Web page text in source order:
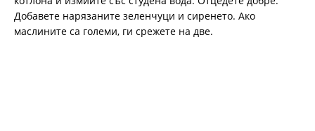
Добавете нарязаните зеленчуци и сиренето. Ако
маслините са големи, ги срежете на две.